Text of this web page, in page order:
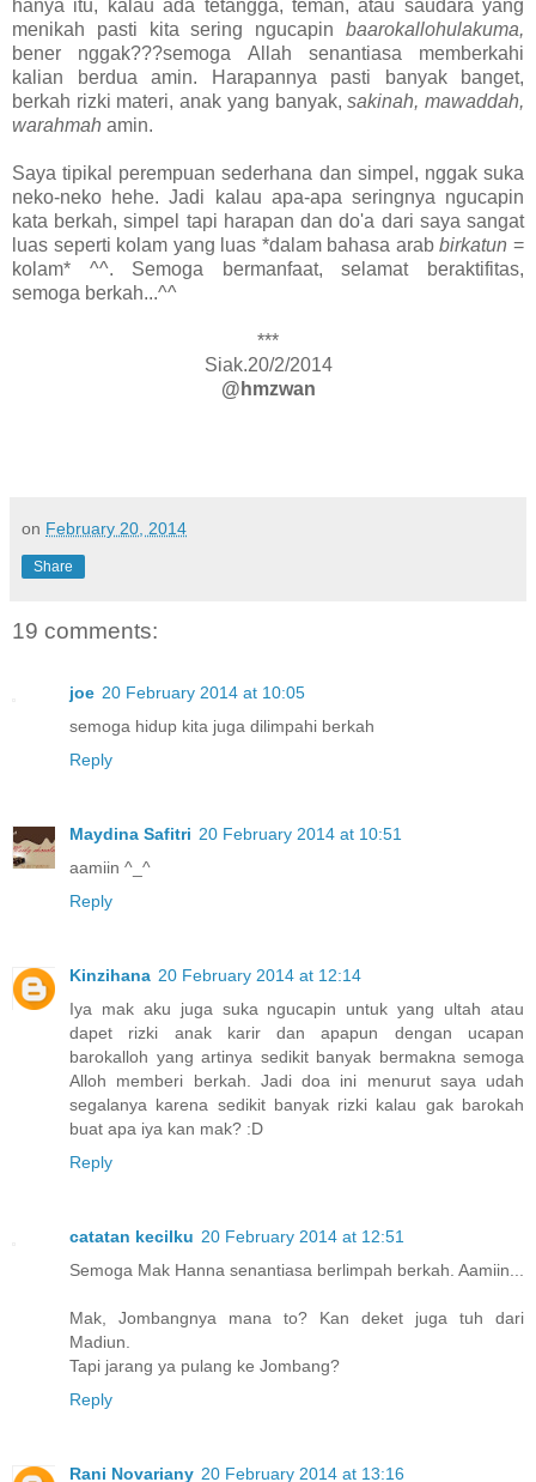
hanya itu, kalau ada tetangga, teman, atau saudara yang
menikah pasti kita sering ngucapin baarokallohulakuma,
bener nggak???semoga Allah senantiasa memberkahi
kalian berdua amin. Harapannya pasti banyak banget,
berkah rizki materi, anak yang banyak,sakinah, mawaddah,
warahmah amin.
Saya tipikal perempuan sederhana dan simpel, nggak suka
neko-neko hehe. Jadi kalau apa-apa seringnya ngucapin
kata berkah, simpel tapi harapan dan do'a dari saya sangat
luas seperti kolam yang luas *dalam bahasa arabbirkatun =
kolam* ^^. Semoga bermanfaat, selamat beraktifitas,
semoga berkah...^^
***
Siak.20/2/2014
@hmzwan
on February 20, 2014
Share
19 comments:
joe 20 February 2014 at 10:05
semoga hidup kita juga dilimpahi berkah
Reply
Maydina Safitri 20 February 2014 at 10:51
aamiin ^_^
Reply
Kinzihana 20 February 2014 at 12:14
Iya mak aku juga suka ngucapin untuk yang ultah atau
dapet rizki anak karir dan apapun dengan ucapan
barokalloh yang artinya sedikit banyak bermakna semoga
Alloh memberi berkah. Jadi doa ini menurut saya udah
segalanya karena sedikit banyak rizki kalau gak barokah
buat apa iya kan mak? :D
Reply
catatan kecilku 20 February 2014 at 12:51
Semoga Mak Hanna senantiasa berlimpah berkah. Aamiin...
Mak, Jombangnya mana to? Kan deket juga tuh dari
Madiun.
Tapi jarang ya pulang ke Jombang?
Reply
Rani Novariany 20 February 2014 at 13:16